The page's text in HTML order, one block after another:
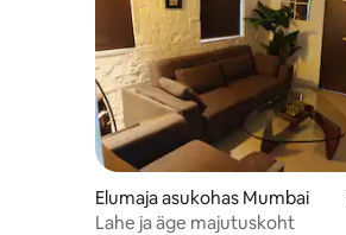
Elumaja asukohas Mumbai
Lahe ja äge majutuskoht